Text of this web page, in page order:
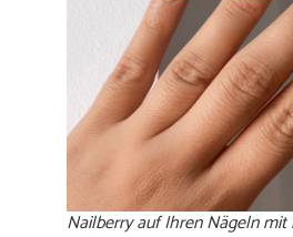
Nailberry auf Ihren Nägeln mit